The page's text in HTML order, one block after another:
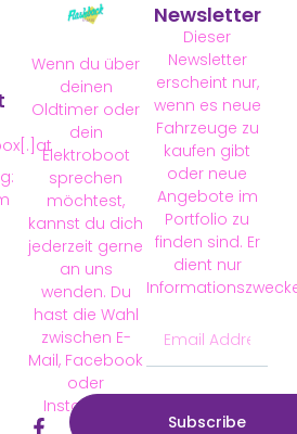
Wenn du über
deinen
Oldtimer oder
dein
Elektroboot
sprechen
möchtest,
kannst du dich
jederzeit gerne
an uns
wenden. Du
hast die Wahl
zwischen E-
Mail, Facebook
oder
Instagram.
Newsletter
Dieser
Newsletter
erscheint nur,
wenn es neue
Fahrzeuge zu
kaufen gibt
oder neue
Angebote im
Portfolio zu
finden sind. Er
dient nur
Subscribe